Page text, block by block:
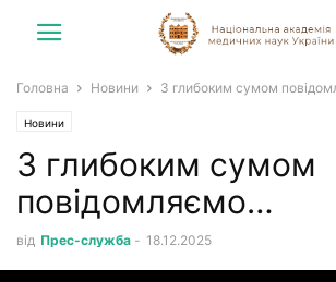
Головна Новини З глибоким сумом
Новини
З глибоким сумом
повідомляємо…
від Прес-служба - 18.12.2025